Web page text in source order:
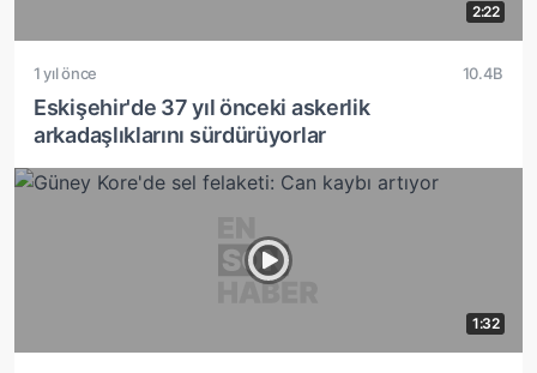
2:22
1 yıl önce 10.4B
Eskişehir'de 37 yıl önceki askerlik
arkadaşlıklarını sürdürüyorlar
1:32